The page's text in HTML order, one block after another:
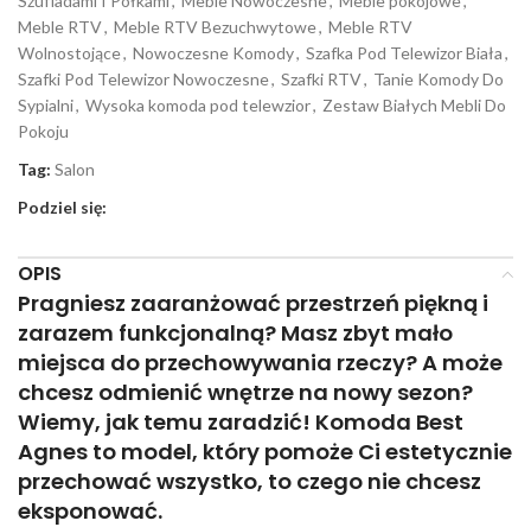
Meble RTV, Meble RTV Bezuchwytowe, Meble RTV
Wolnostojące, Nowoczesne Komody, Szafka Pod Telewizor Biała,
Szafki Pod Telewizor Nowoczesne, Szafki RTV, Tanie Komody Do
Sypialni, Wysoka komoda pod telewzior, Zestaw Białych Mebli Do
Pokoju
Tag: Salon
Podziel się:
OPIS
Pragniesz zaaranżować przestrzeń piękną i
zarazem funkcjonalną? Masz zbyt mało
miejsca do przechowywania rzeczy? A może
chcesz odmienić wnętrze na nowy sezon?
Wiemy, jak temu zaradzić! Komoda Best
Agnes to model, który pomoże Ci estetycznie
przechować wszystko, to czego nie chcesz
eksponować.